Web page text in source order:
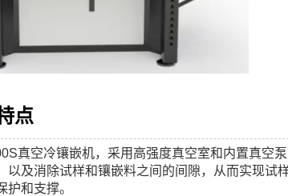
点
真空冷镶嵌机，采用高强度真空室和内置真空
以及消除试样和镶嵌料之间的间隙，从而实现试
护和支撑。